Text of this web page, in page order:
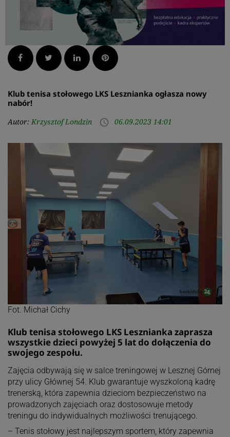
Facebook Twitter LinkedInPinterest
Klub tenisa stołowego LKS Lesznianka ogłasza nowy
nabór!
Autor: Krzysztof Londzin access_time 06.09.2023 14:01
Fot. Michał Cichy
Klub tenisa stołowego LKS Lesznianka zaprasza
wszystkie dzieci powyżej 5 lat do dołączenia do
swojego zespołu.
Zajęcia odbywają się w salce treningowej w Lesznej Górnej
przy ulicy Głównej 54. Klub gwarantuje wyszkoloną kadrę
trenerską, która zapewnia dzieciom bezpieczeństwo na
prowadzonych zajęciach oraz dostosowuje metody
treningu do indywidualnych możliwości trenującego.
– Tenis stołowy jest najlepszym sportem, który zapewnia